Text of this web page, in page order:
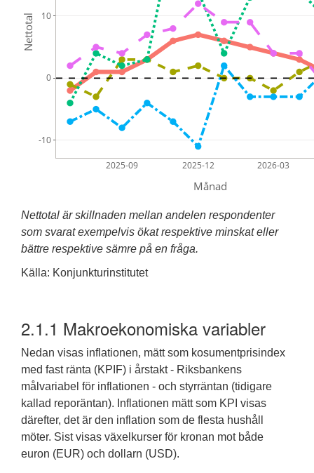
2025-09 2025-12 2026-03
-10
0
10
Månad
Nettotal
Nettotal är skillnaden mellan andelen respondenter
som svarat exempelvis ökat respektive minskat eller
bättre respektive sämre på en fråga.
Källa: Konjunkturinstitutet
2.1.1 Makroekonomiska variabler
Nedan visas inflationen, mätt som kosumentprisindex
med fast ränta (KPIF) i årstakt - Riksbankens
målvariabel för inflationen - och styrräntan (tidigare
kallad reporäntan). Inflationen mätt som KPI visas
därefter, det är den inflation som de flesta hushåll
möter. Sist visas växelkurser för kronan mot både
euron (EUR) och dollarn (USD).